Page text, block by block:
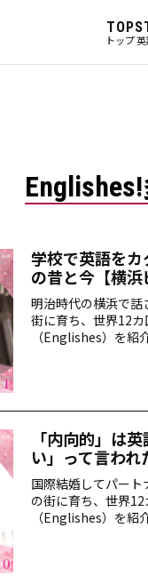
TOP
トップ
学校で英語をカ
の昔と今【横浜
明治時代の横浜で話
街に育ち、世界12
（Englishes）を紹
「内向的」は
い」って言われ
国際結婚してパー
の街に育ち、世界
（Englishes）を紹